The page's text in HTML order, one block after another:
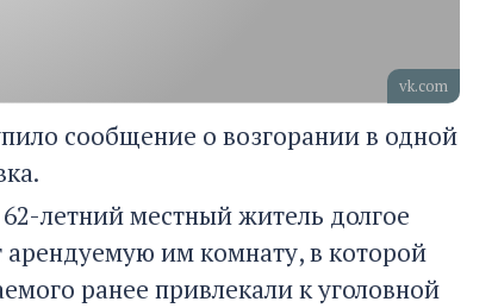
vk.com
сообщение о возгорании в одной
летний местный житель долгое
им комнату, в которой
ранее привлекали к уголовной